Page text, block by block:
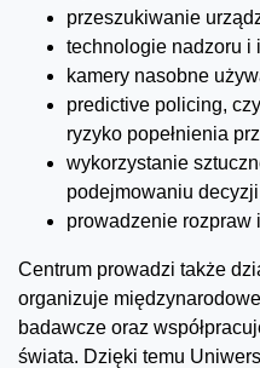
przeszukiwanie
technologie nadzoru i
kamery nasobne
predictive policing,
ryzyko popełnienia
wykorzystanie
podejmowaniu
prowadzenie rozpraw
Centrum prowadzi także
organizuje
badawcze oraz
świata. Dzięki temu